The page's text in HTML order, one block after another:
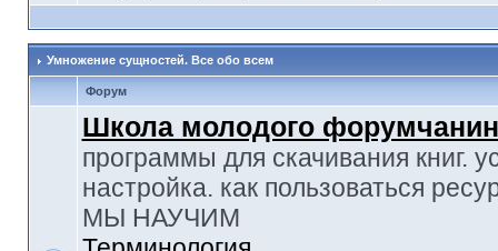
Умножение сущностей. Все обо всем
Форум
Школа молодого
программы для скачивания книг.
настройка. как пользоваться
МЫ НАУЧИМ